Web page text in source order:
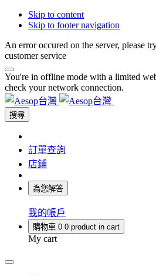
Skip to content
Skip to footer navigation
An error occured on the server, please
customer service
You're in offline mode with a limited
check your network connection.
搜尋
訂單查詢
店鋪
為您解答
我的帳戶
購物車 0 0 product in cart
My cart